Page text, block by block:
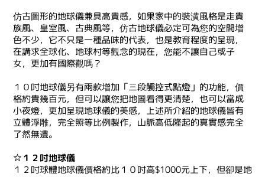
仿古圖形的地球儀兼具高貴感，如果家中的裝潢風格是走貴
族風、皇室風、古典風等，仿古地球儀必定可為您的空間增
色不少，它不只是一種品味的代表，也是教育程度的呈現，
在講求全球化、地球村等觀念的現在，您能不讓自己或子
女，更加有國際觀嗎？
１０吋地球儀另有兩款增加「三段觸控式點燈」的功能，價
格約貴幾百元，但可以讓您把地圖看得更清楚，也可以當成
小夜燈，更加呈現地球儀的美感，上述所介紹的地球儀皆有
立體浮雕，完全照等比例製作，山脈高低隆起的真實感完全
了然無遺。
☆１２吋地球儀
１２吋球體地球儀價格約比１０吋高$1000元上下，但卻是地